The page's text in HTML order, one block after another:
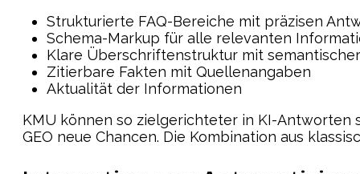
Strukturierte FAQ-Bereiche mit präzisen
Schema-Markup für alle relevanten
Klare Überschriftenstruktur mit
Zitierbare Fakten mit Quellenangaben
Aktualität der Informationen
KMU können so zielgerichteter in KI-Antworten
GEO neue Chancen. Die Kombination aus